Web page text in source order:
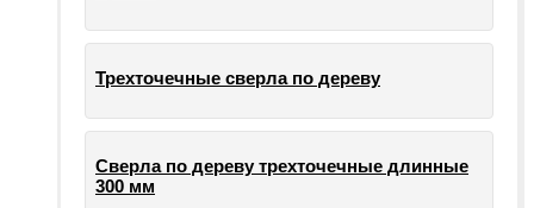
Трехточечные сверла по дереву
Сверла по дереву трехточечные длинные
300 мм